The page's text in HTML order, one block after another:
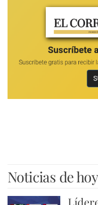
Noticias de hoy